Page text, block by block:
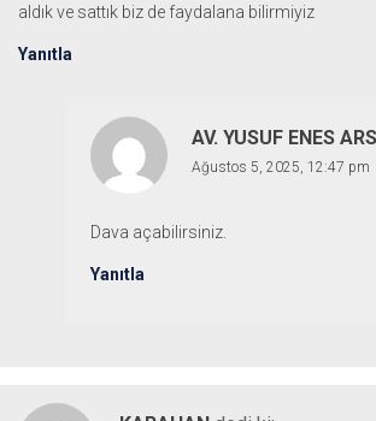
aldık ve sattık biz de faydalana bilirmiyiz
Yanıtla
AV. YUSUF ENES
Ağustos 5, 2025, 12:47 pm
Dava açabilirsiniz.
Yanıtla